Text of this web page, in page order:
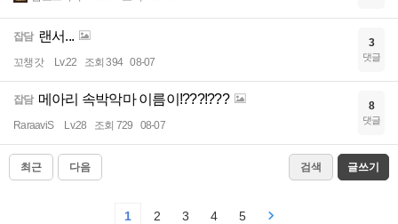
잡담 랜서...
꼬챙갓 Lv.22 조회 394 08-07
3
댓글
잡담 메아리 속박악마 이름이!???!???
RaraaviS Lv.28 조회 729 08-07
8
댓글
최근 다음 검색 글쓰기
1 2 3 4 5